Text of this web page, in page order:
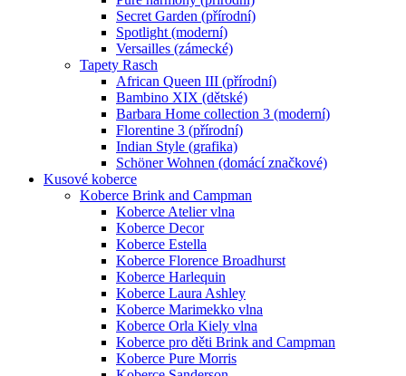
Secret Garden (přírodní)
Spotlight (moderní)
Versailles (zámecké)
Tapety Rasch
African Queen III (přírodní)
Bambino XIX (dětské)
Barbara Home collection 3 (moderní)
Florentine 3 (přírodní)
Indian Style (grafika)
Schöner Wohnen (domácí značkové)
Kusové koberce
Koberce Brink and Campman
Koberce Atelier vlna
Koberce Decor
Koberce Estella
Koberce Florence Broadhurst
Koberce Harlequin
Koberce Laura Ashley
Koberce Marimekko vlna
Koberce Orla Kiely vlna
Koberce pro děti Brink and Campman
Koberce Pure Morris